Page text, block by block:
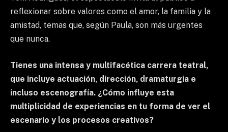
reflexionar sobre valores como el amor, la familia y la
amistad, temas que, según Paula, son más urgentes
que nunca.
Tienes una intensa y multifacética carrera teatral,
que incluye actuación, dirección, dramaturgia e
incluso escenografía. ¿Cómo influye esta
multiplicidad de experiencias en tu forma de ver el
escenario y los procesos creativos?